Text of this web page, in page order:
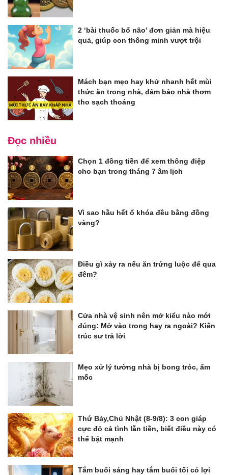
2 ‘bài thuốc bổ não’ đơn giản mà hiệu
quả, giúp con thông minh vượt trội
Mách bạn mẹo hay khử nhanh hết mùi
thức ăn trong nhà, đảm bảo nhà thơm
tho sạch thoáng
Đọc nhiều
Chọn 1 đồng tiền để xem thông điệp
cho bạn trong tháng 7 âm lịch
Vì sao hầu hết ổ khóa đều bằng đồng
vàng?
Điều gì xảy ra nếu ăn trứng luộc để qua
đêm?
Cửa nhà vệ sinh nên mở kiểu nào mới
đúng: Mở vào trong hay ra ngoài? Kiến
trúc sư trả lời
Mẹo xử lý tường nhà bị bong tróc, ẩm
mốc
Thứ Bảy,Chủ Nhật (8-9/8): 3 con giáp
cực đỏ cả tình lẫn tiền, biết điều này có
thể bật mạnh
Tắm buổi sáng hay tắm buổi tối có lợi